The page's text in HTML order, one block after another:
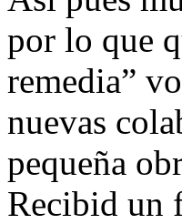
por lo que
remedia”
nuevas
pequeña
Recibid un